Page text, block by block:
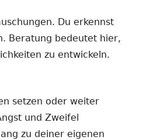
Du erkennst
Beratung bedeutet hier,
zu entwickeln.
setzen oder weiter
und Zweifel
zu deiner eigenen